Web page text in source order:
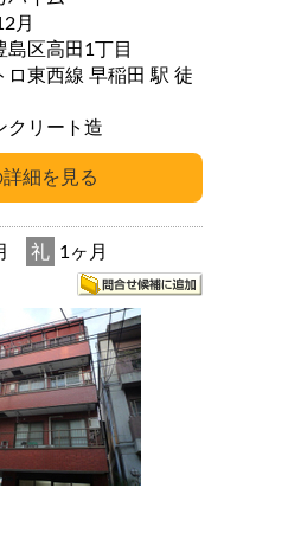
月
島区高田1丁目
東西線 早稲田 駅 徒
クリート造
礼 1ヶ月